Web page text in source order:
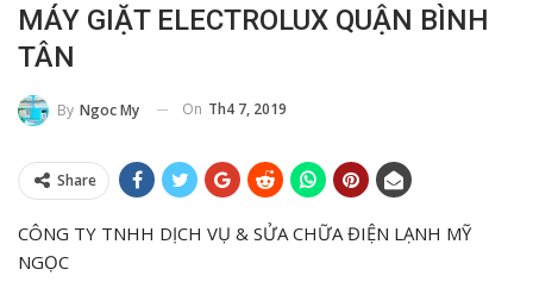
MÁY GIẶT ELECTROLUX QUẬN BÌNH
TÂN
By Ngoc My On Th4 7, 2019
Share
CÔNG TY TNHH DỊCH VỤ & SỬA CHỮA ĐIỆN LẠNH MỸ
NGỌC